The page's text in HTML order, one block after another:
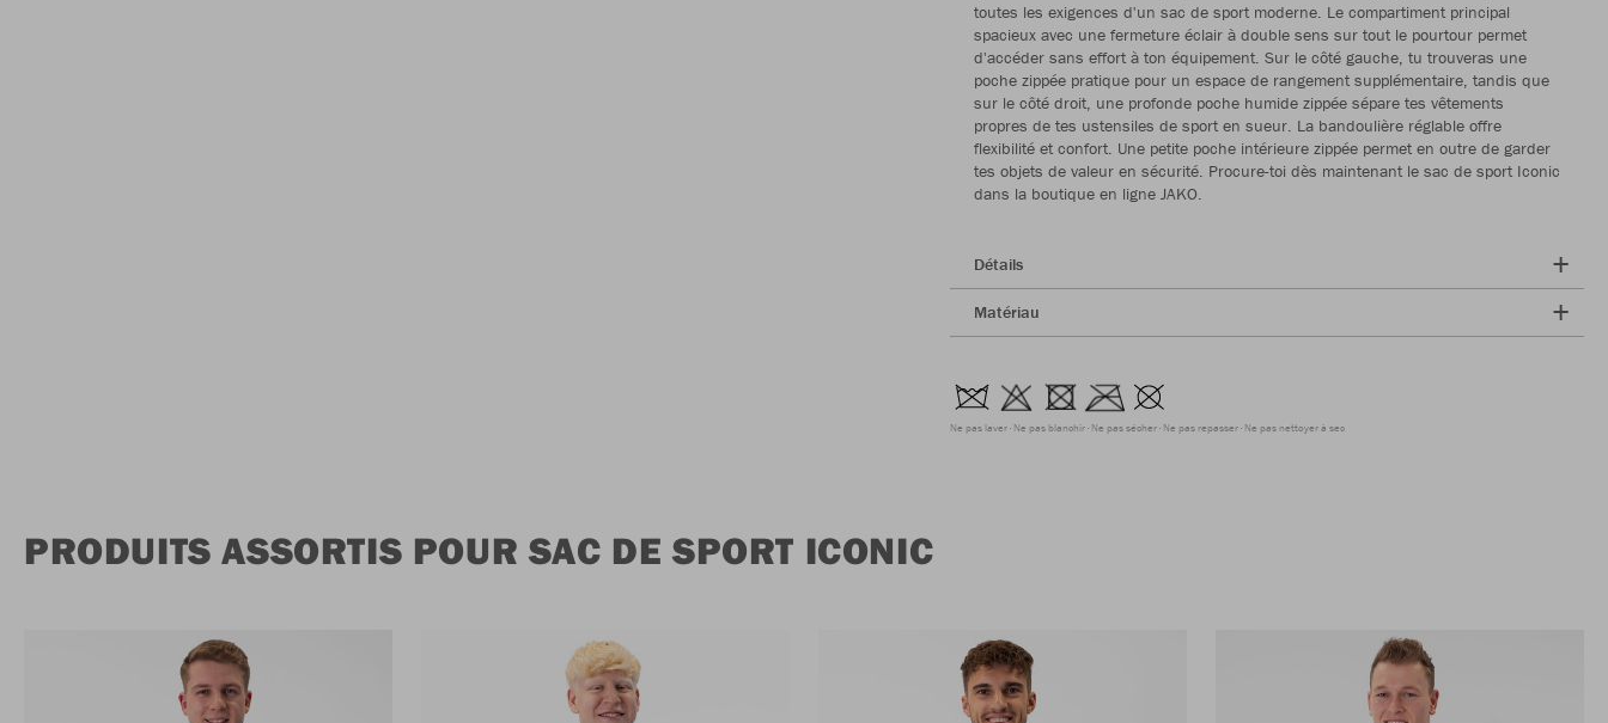
toutes les exigences d'un sac de sport moderne. Le compartiment principal
spacieux avec une fermeture éclair à double sens sur tout le pourtour permet
d'accéder sans effort à ton équipement. Sur le côté gauche, tu trouveras une
poche zippée pratique pour un espace de rangement supplémentaire, tandis que
sur le côté droit, une profonde poche humide zippée sépare tes vêtements
propres de tes ustensiles de sport en sueur. La bandoulière réglable offre
flexibilité et confort. Une petite poche intérieure zippée permet en outre de garder
tes objets de valeur en sécurité. Procure-toi dès maintenant le sac de sport Iconic
dans la boutique en ligne JAKO.
Détails
Matériau
Ne pas laver Ne pas blanchir Ne pas sécher Ne pas repasser Ne pas nettoyer à sec
PRODUITS ASSORTIS POUR SAC DE SPORT ICONIC